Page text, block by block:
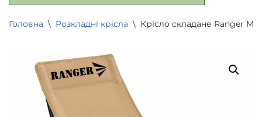
Головна \ Розкладні крісла \ Крісло складане Ranger